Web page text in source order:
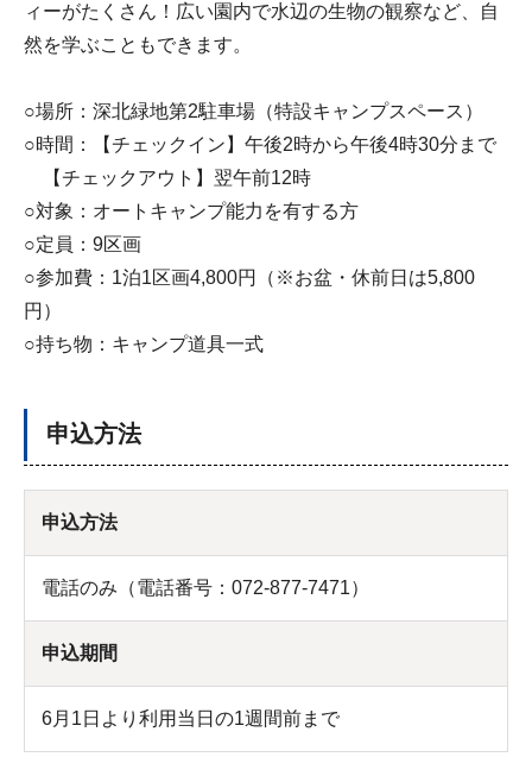
ィーがたくさん！広い園内で水辺の生物の観察など、自
然を学ぶこともできます。
○場所：深北緑地第2駐車場（特設キャンプスペース）
○時間：【チェックイン】午後2時から午後4時30分まで
【チェックアウト】翌午前12時
○対象：オートキャンプ能力を有する方
○定員：9区画
○参加費：1泊1区画4,800円（※お盆・休前日は5,800
円）
○持ち物：キャンプ道具一式
申込方法
申込方法
電話のみ（電話番号：072-877-7471）
申込期間
6月1日より利用当日の1週間前まで